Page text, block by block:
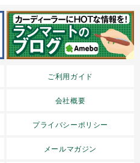
ご利用ガイド
会社概要
プライバシーポリシー
メールマガジン